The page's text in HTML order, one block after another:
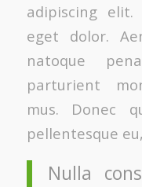
adipiscing elit.
eget dolor.
natoque
parturient
mus. Donec
pellentesque
Nulla